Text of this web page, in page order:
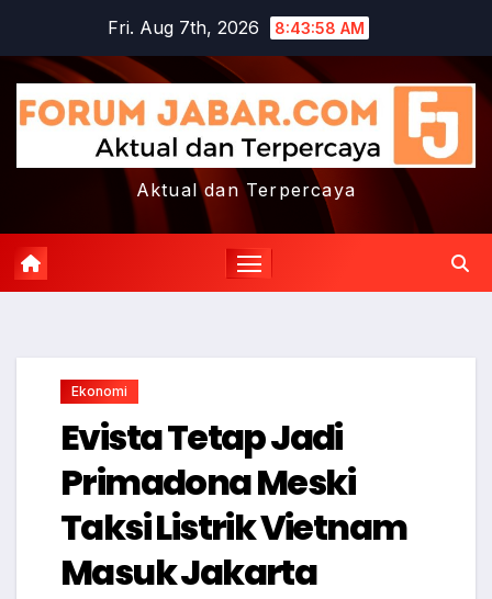
content
Fri. Aug 7th, 2026 8:43:58 AM
Aktual dan Terpercaya
Ekonomi
Evista Tetap Jadi
Primadona Meski
Taksi Listrik Vietnam
Masuk Jakarta